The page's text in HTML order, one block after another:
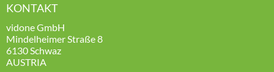
KONTAKT
vidone GmbH
Mindelheimer Straße 8
6130 Schwaz
AUSTRIA